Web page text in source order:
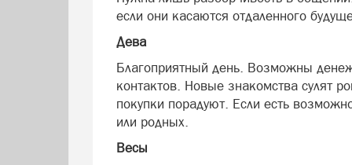
если они касаются отдаленного
Дева
Благоприятный день. Возможны
контактов. Новые знакомства сулят
покупки порадуют. Если есть
или родных.
Весы